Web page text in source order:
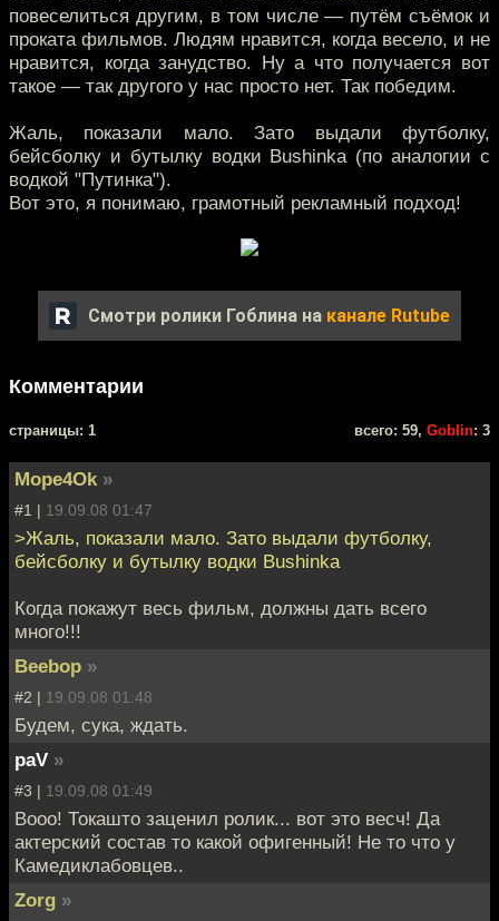
повеселиться другим, в том числе — путём съёмок и
проката фильмов. Людям нравится, когда весело, и не
нравится, когда занудство. Ну а что получается вот
такое — так другого у нас просто нет. Так победим.
Жаль, показали мало. Зато выдали футболку,
бейсболку и бутылку водки Bushinka (по аналогии с
водкой "Путинка").
Вот это, я понимаю, грамотный рекламный подход!
Смотри ролики Гоблина на канале Rutube
Комментарии
cтраницы: 1 всего: 59, Goblin: 3
Mope4Ok »
#1 | 19.09.08 01:47
>Жаль, показали мало. Зато выдали футболку,
бейсболку и бутылку водки Bushinka
Когда покажут весь фильм, должны дать всего
много!!!
Beebop »
#2 | 19.09.08 01:48
Будем, сука, ждать.
paV »
#3 | 19.09.08 01:49
Вооо! Токашто заценил ролик... вот это весч! Да
актерский состав то какой офигенный! Не то что у
Камедиклабовцев..
Zorg »